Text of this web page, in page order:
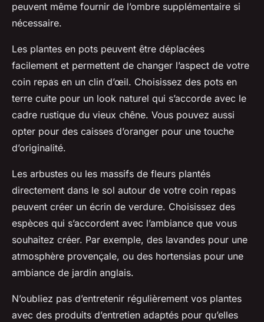
peuvent même fournir de l’ombre supplémentaire si
nécessaire.
Les plantes en pots peuvent être déplacées
facilement et permettent de changer l’aspect de votre
coin repas en un clin d’œil. Choisissez des pots en
terre cuite pour un look naturel qui s’accorde avec le
cadre rustique du vieux chêne. Vous pouvez aussi
opter pour des caisses d’oranger pour une touche
d’originalité.
Les arbustes ou les massifs de fleurs plantés
directement dans le sol autour de votre coin repas
peuvent créer un écrin de verdure. Choisissez des
espèces qui s’accordent avec l’ambiance que vous
souhaitez créer. Par exemple, des lavandes pour une
atmosphère provençale, ou des hortensias pour une
ambiance de jardin anglais.
N’oubliez pas d’entretenir régulièrement vos plantes
avec des produits d’entretien adaptés pour qu’elles